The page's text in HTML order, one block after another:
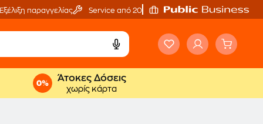
Εξέλιξη παραγγελίας Service από 20'
Άτοκες Δόσεις
χωρίς κάρτα